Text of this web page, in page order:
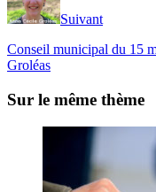
Suivant
Conseil municipal du 15
Groléas
Sur le même thème